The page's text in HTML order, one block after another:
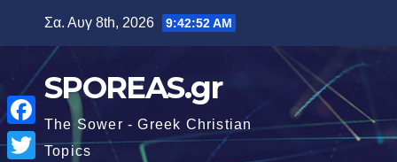
περιεχόμενο
Σα. Αυγ 8th, 2026 9:42:53 AM
SPOREAS.gr
The Sower - Greek Christian
Topics
F